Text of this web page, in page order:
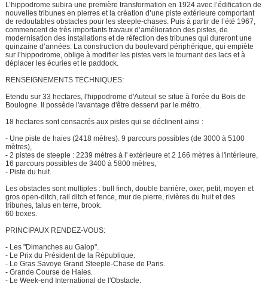
L’hippodrome subira une première transformation en 1924 avec l’édification de
nouvelles tribunes en pierres et la création d’une piste extérieure comportant
de redoutables obstacles pour les steeple-chases. Puis à partir de l’été 1967,
commencent de très importants travaux d’amélioration des pistes, de
modernisation des installations et de réfection des tribunes qui dureront une
quinzaine d’années. La construction du boulevard périphérique, qui empiète
sur l’hippodrome, oblige à modifier les pistes vers le tournant des lacs et à
déplacer les écuries et le paddock.
RENSEIGNEMENTS TECHNIQUES:
Etendu sur 33 hectares, l'hippodrome d'Auteuil se situe à l'orée du Bois de
Boulogne. Il possède l'avantage d'être desservi par le métro.
18 hectares sont consacrés aux pistes qui se déclinent ainsi :
- Une piste de haies (2418 mètres). 9 parcours possibles (de 3000 à 5100
mètres),
- 2 pistes de steeple : 2239 mètres à l' extérieure et 2 166 mètres à l'intérieure,
16 parcours possibles de 3400 à 5800 mètres,
- Piste du huit.
Les obstacles sont multiples : bull finch, double barrière, oxer, petit, moyen et
gros open-ditch, rail ditch et fence, mur de pierre, rivières du huit et des
tribunes, talus en terre, brook.
60 boxes.
PRINCIPAUX RENDEZ-VOUS:
- Les "Dimanches au Galop".
- Le Prix du Président de la République.
- Le Gras Savoye Grand Steeple-Chase de Paris.
- Grande Course de Haies.
- Le Week-end International de l'Obstacle.